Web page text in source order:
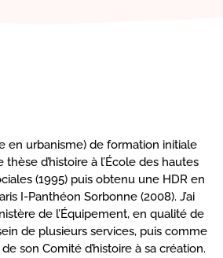
en urbanisme) de formation initiale
thèse d’histoire à l’École des hautes
(1995) puis obtenu une HDR en
I-Panthéon Sorbonne (2008). J’ai
de l’Équipement, en qualité de
de plusieurs services, puis comme
son Comité d’histoire à sa création.